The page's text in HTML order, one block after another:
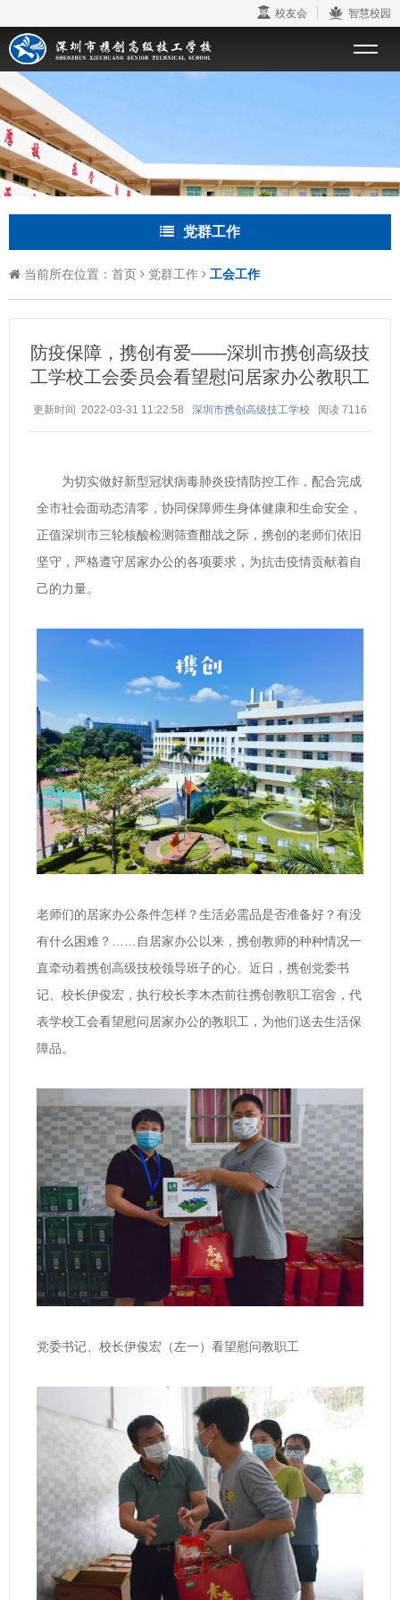
校友会 智慧校园
党群工作
当前所在位置： 首页 党群工作 工会工作
防疫保障，携创有爱——深圳市携创高级技
工学校工会委员会看望慰问居家办公教职工
更新时间 2022-03-31 11:22:58 深圳市携创高级技工学校 阅读 7116
为切实做好新型冠状病毒肺炎疫情防控工作，配合完成
全市社会面动态清零，协同保障师生身体健康和生命安全，
正值深圳市三轮核酸检测筛查酣战之际，携创的老师们依旧
坚守，严格遵守居家办公的各项要求，为抗击疫情贡献着自
己的力量。
老师们的居家办公条件怎样？生活必需品是否准备好？有没
有什么困难？……自居家办公以来，携创教师的种种情况一
直牵动着携创高级技校领导班子的心。近日，携创党委书
记、校长伊俊宏，执行校长李木杰前往携创教职工宿舍，代
表学校工会看望慰问居家办公的教职工，为他们送去生活保
障品。
党委书记、校长伊俊宏（左一）看望慰问教职工